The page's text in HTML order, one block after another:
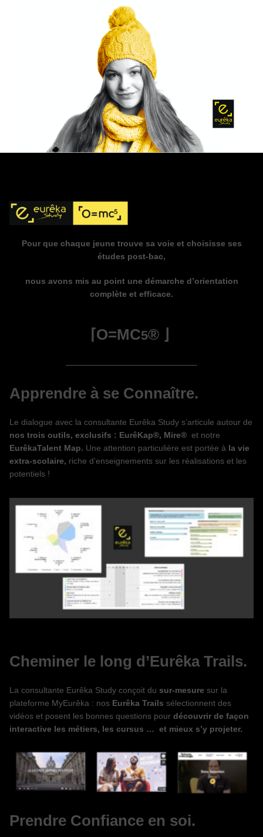
Pour que chaque jeune trouve sa voie et choisisse ses
études post-bac,
nous avons mis au point une démarche d’orientation
complète et efficace.
⌈O=MC5® ⌋
————————————————
Apprendre à se Connaître.
Le dialogue avec la consultante Eurêka Study s’articule autour de
nos trois outils, exclusifs : EurêKap®, Mire® et notre
EurêkaTalent Map. Une attention particulière est portée à la vie
extra-scolaire, riche d’enseignements sur les réalisations et les
potentiels !
Cheminer le long d’Eurêka Trails.
La consultante Eurêka Study conçoit du sur-mesure sur la
plateforme MyEurêka : nos Eurêka Trails sélectionnent des
vidéos et posent les bonnes questions pour découvrir de façon
interactive les métiers, les cursus … et mieux s’y projeter.
Prendre Confiance en soi.